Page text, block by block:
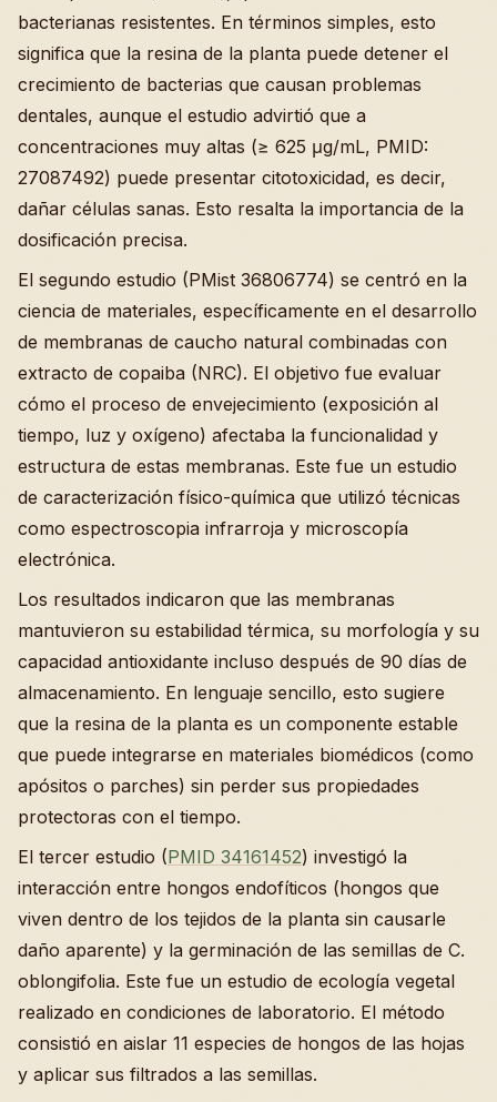
bacterianas resistentes. En términos simples, esto
significa que la resina de la planta puede detener el
crecimiento de bacterias que causan problemas
dentales, aunque el estudio advirtió que a
concentraciones muy altas (≥ 625 μg/mL, PMID:
27087492) puede presentar citotoxicidad, es decir,
dañar células sanas. Esto resalta la importancia de la
dosificación precisa.
El segundo estudio (PMist 36806774) se centró en la
ciencia de materiales, específicamente en el desarrollo
de membranas de caucho natural combinadas con
extracto de copaiba (NRC). El objetivo fue evaluar
cómo el proceso de envejecimiento (exposición al
tiempo, luz y oxígeno) afectaba la funcionalidad y
estructura de estas membranas. Este fue un estudio
de caracterización físico-química que utilizó técnicas
como espectroscopia infrarroja y microscopía
electrónica.
Los resultados indicaron que las membranas
mantuvieron su estabilidad térmica, su morfología y su
capacidad antioxidante incluso después de 90 días de
almacenamiento. En lenguaje sencillo, esto sugiere
que la resina de la planta es un componente estable
que puede integrarse en materiales biomédicos (como
apósitos o parches) sin perder sus propiedades
protectoras con el tiempo.
El tercer estudio (PMID 34161452) investigó la
interacción entre hongos endofíticos (hongos que
viven dentro de los tejidos de la planta sin causarle
daño aparente) y la germinación de las semillas de C.
oblongifolia. Este fue un estudio de ecología vegetal
realizado en condiciones de laboratorio. El método
consistió en aislar 11 especies de hongos de las hojas
y aplicar sus filtrados a las semillas.